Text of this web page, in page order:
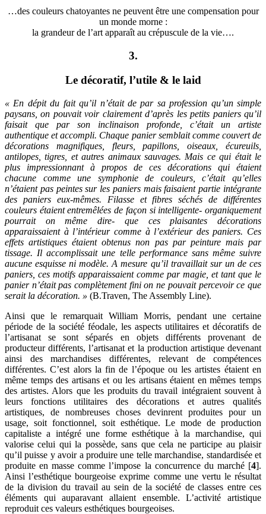
…des couleurs chatoyantes ne peuvent être une compensation pour
un monde morne :
la grandeur de l’art apparaît au crépuscule de la vie….
3.
Le décoratif, l’utile & le laid
« En dépit du fait qu’il n’était de par sa profession qu’un simple
paysans, on pouvait voir clairement d’après les petits paniers qu’il
faisait que par son inclinaison profonde, c’était un artiste
authentique et accompli. Chaque panier semblait comme couvert de
décorations magnifiques, fleurs, papillons, oiseaux, écureuils,
antilopes, tigres, et autres animaux sauvages. Mais ce qui était le
plus impressionnant à propos de ces décorations qui étaient
chacune comme une symphonie de couleurs, c’était qu’elles
n’étaient pas peintes sur les paniers mais faisaient partie intégrante
des paniers eux-mêmes. Filasse et fibres séchés de différentes
couleurs étaient entremêlées de façon si intelligente- organiquement
pourrait on même dire- que ces plaisantes décorations
apparaissaient à l’intérieur comme à l’extérieur des paniers. Ces
effets artistiques étaient obtenus non pas par peinture mais par
tissage. Il accomplissait une telle performance sans même suivre
aucune esquisse ni modèle. A mesure qu’il travaillait sur un de ces
paniers, ces motifs apparaissaient comme par magie, et tant que le
panier n’était pas complètement fini on ne pouvait percevoir ce que
serait la décoration. » (B.Traven, The Assembly Line).
Ainsi que le remarquait William Morris, pendant une certaine
période de la société féodale, les aspects utilitaires et décoratifs de
l’artisanat se sont séparés en objets différents provenant de
producteur différents, l’artisanat et la production artistique devenant
ainsi des marchandises différentes, relevant de compétences
différentes. C’est alors la fin de l’époque ou les artistes étaient en
même temps des artisans et ou les artisans étaient en mêmes temps
des artistes. Alors que les produits du travail intégraient souvent à
leurs fonctions utilitaires des décorations et autres qualités
artistiques, de nombreuses choses devinrent produites pour un
usage, soit fonctionnel, soit esthétique. Le mode de production
capitaliste a intégré une forme esthétique à la marchandise, qui
valorise celui qui la possède, sans que cela ne participe au plaisir
qu’il puisse y avoir a produire une telle marchandise, standardisée et
produite en masse comme l’impose la concurrence du marché [4].
Ainsi l’esthétique bourgeoise exprime comme une vertu le résultat
de la division du travail au sein de la société de classes entre ces
éléments qui auparavant allaient ensemble. L’activité artistique
reproduit ces valeurs esthétiques bourgeoises.